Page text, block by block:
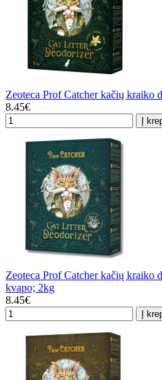
Zeoteca Prof Catcher kačių kraiko
8.45€
Į
Zeoteca Prof Catcher kačių kraiko
kvapo; 2kg
8.45€
Į